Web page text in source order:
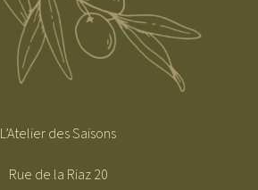
L’Atelier des Saisons
Rue de la Riaz 20